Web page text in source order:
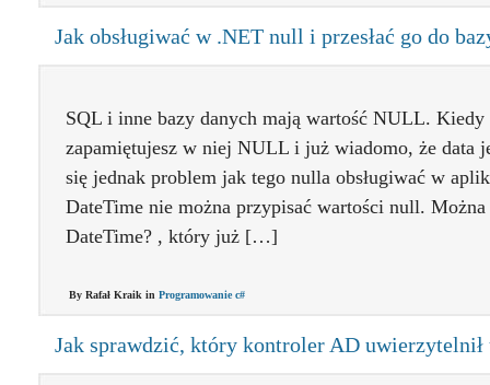
Jak obsługiwać w .NET null i przesłać go do
SQL i inne bazy danych mają wartość NULL. Kiedy
zapamiętujesz w niej NULL i już wiadomo, że data
się jednak problem jak tego nulla obsługiwać w
DateTime nie można przypisać wartości null.
DateTime? , który już […]
By Rafał Kraik in Programowanie c#
Jak sprawdzić, który kontroler AD